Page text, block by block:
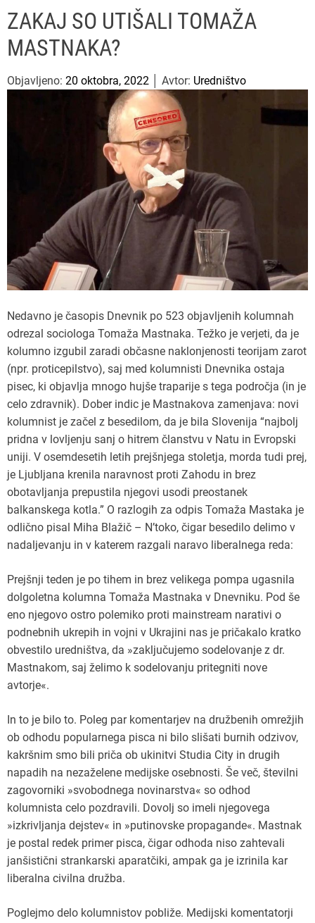
e
s
a
l
e
c
h
o
m
o
d
e
ZAKAJ SO UTIŠALI TOMAŽA
MASTNAKA?
Objavljeno: 20 oktobra, 2022 │ Avtor: Uredništvo
Nedavno je časopis Dnevnik po 523 objavljenih kolumnah
odrezal sociologa Tomaža Mastnaka. Težko je verjeti, da je
kolumno izgubil zaradi občasne naklonjenosti teorijam zarot
(npr. proticepilstvo), saj med kolumnisti Dnevnika ostaja
pisec, ki objavlja mnogo hujše traparije s tega področja (in je
celo zdravnik). Dober indic je Mastnakova zamenjava: novi
kolumnist je začel z besedilom, da je bila Slovenija “najbolj
pridna v lovljenju sanj o hitrem članstvu v Natu in Evropski
uniji. V osemdesetih letih prejšnjega stoletja, morda tudi prej,
je Ljubljana krenila naravnost proti Zahodu in brez
obotavljanja prepustila njegovi usodi preostanek
balkanskega kotla.” O razlogih za odpis Tomaža Mastaka je
odlično pisal Miha Blažič – N’toko, čigar besedilo delimo v
nadaljevanju in v katerem razgali naravo liberalnega reda:
Prejšnji teden je po tihem in brez velikega pompa ugasnila
dolgoletna kolumna Tomaža Mastnaka v Dnevniku. Pod še
eno njegovo ostro polemiko proti mainstream narativi o
podnebnih ukrepih in vojni v Ukrajini nas je pričakalo kratko
obvestilo uredništva, da »zaključujemo sodelovanje z dr.
Mastnakom, saj želimo k sodelovanju pritegniti nove
avtorje«.
In to je bilo to. Poleg par komentarjev na družbenih omrežjih
ob odhodu popularnega pisca ni bilo slišati burnih odzivov,
kakršnim smo bili priča ob ukinitvi Studia City in drugih
napadih na nezaželene medijske osebnosti. Še več, številni
zagovorniki »svobodnega novinarstva« so odhod
kolumnista celo pozdravili. Dovolj so imeli njegovega
»izkrivljanja dejstev« in »putinovske propagande«. Mastnak
je postal redek primer pisca, čigar odhoda niso zahtevali
janšistični strankarski aparatčiki, ampak ga je izrinila kar
liberalna civilna družba.
Poglejmo delo kolumnistov pobliže. Medijski komentatorji